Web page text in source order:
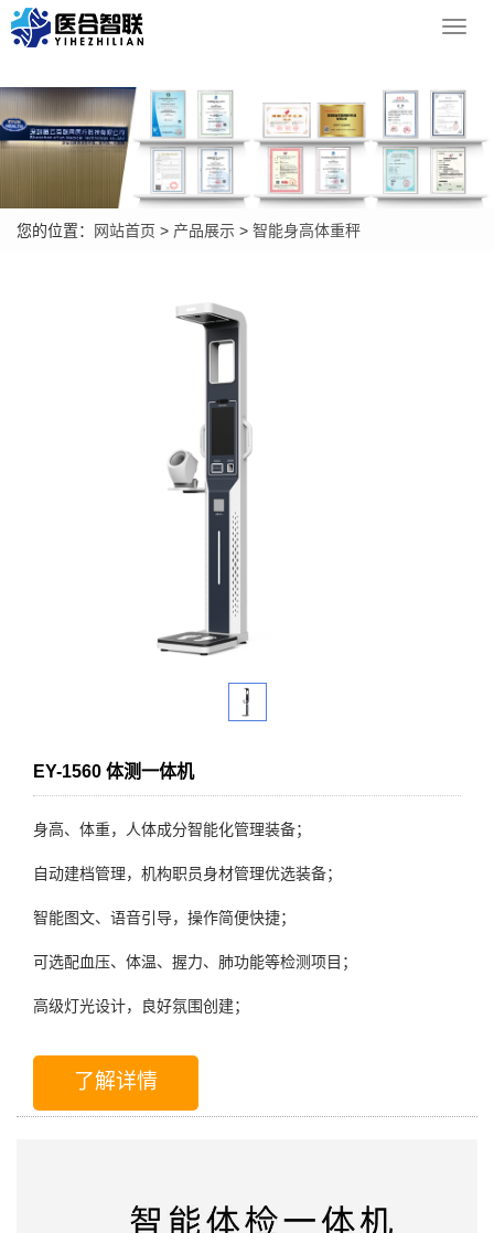
您的位置： 网站首页 > 产品展示 > 智能身高体重秤
EY-1560 体测一体机
身高、体重，人体成分智能化管理装备；
自动建档管理，机构职员身材管理优选装备；
智能图文、语音引导，操作简便快捷；
可选配血压、体温、握力、肺功能等检测项目；
高级灯光设计，良好氛围创建；
了解详情